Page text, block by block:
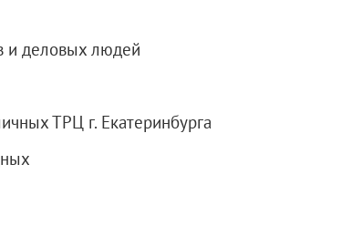
и деловых людей
ТРЦ г. Екатеринбурга